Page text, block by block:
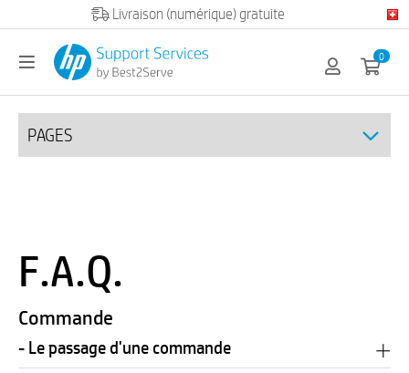
Livraison (numérique) gratuite
0
PAGES
F.A.Q.
Commande
- Le passage d'une commande